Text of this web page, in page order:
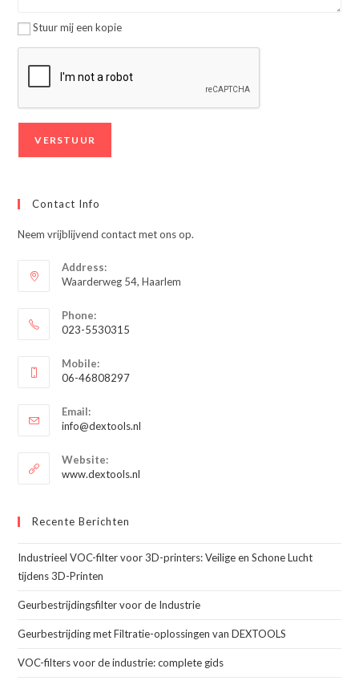
Stuur mij een kopie
Contact Info
Neem vrijblijvend contact met ons op.
Address:
Waarderweg 54, Haarlem
Phone:
023-5530315
in
je
toepassing
Mobile:
06-46808297
in
je
toepassing
Email:
info@dextools.nl
Website:
www.dextools.nl
Recente Berichten
Industrieel VOC-filter voor 3D-printers: Veilige en Schone Lucht
tijdens 3D-Printen
Geurbestrijdingsfilter voor de Industrie
Geurbestrijding met Filtratie-oplossingen van DEXTOOLS
VOC-filters voor de industrie: complete gids